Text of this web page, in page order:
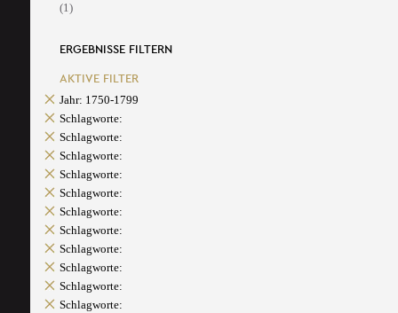
(1)
ERGEBNISSE FILTERN
AKTIVE FILTER
Jahr: 1750-1799
Schlagworte:
Schlagworte:
Schlagworte:
Schlagworte:
Schlagworte:
Schlagworte:
Schlagworte:
Schlagworte:
Schlagworte:
Schlagworte:
Schlagworte: